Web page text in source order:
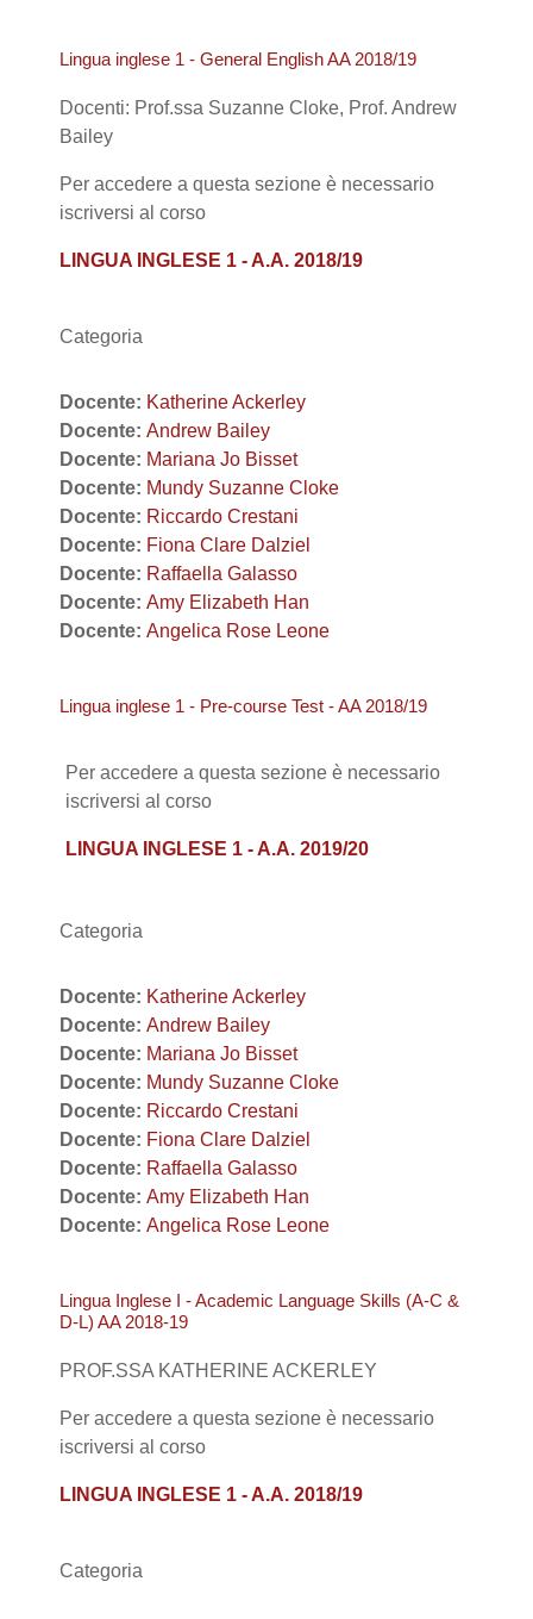
Lingua inglese 1 - General English AA 2018/19
Docenti: Prof.ssa Suzanne Cloke, Prof. Andrew
Bailey
Per accedere a questa sezione è necessario
iscriversi al corso
LINGUA INGLESE 1 - A.A. 2018/19
Categoria
Docente: Katherine Ackerley
Docente: Andrew Bailey
Docente: Mariana Jo Bisset
Docente: Mundy Suzanne Cloke
Docente: Riccardo Crestani
Docente: Fiona Clare Dalziel
Docente: Raffaella Galasso
Docente: Amy Elizabeth Han
Docente: Angelica Rose Leone
Lingua inglese 1 - Pre-course Test - AA 2018/19
Per accedere a questa sezione è necessario
iscriversi al corso
LINGUA INGLESE 1 - A.A. 2019/20
Categoria
Docente: Katherine Ackerley
Docente: Andrew Bailey
Docente: Mariana Jo Bisset
Docente: Mundy Suzanne Cloke
Docente: Riccardo Crestani
Docente: Fiona Clare Dalziel
Docente: Raffaella Galasso
Docente: Amy Elizabeth Han
Docente: Angelica Rose Leone
Lingua Inglese I - Academic Language Skills (A-C &
D-L) AA 2018-19
PROF.SSA KATHERINE ACKERLEY
Per accedere a questa sezione è necessario
iscriversi al corso
LINGUA INGLESE 1 - A.A. 2018/19
Categoria